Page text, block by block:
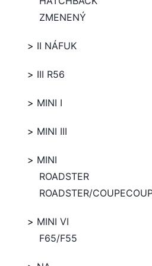
ZMENENÝ
II NÁFUK
III R56
MINI I
MINI III
MINI
ROADSTER
ROADSTER/
MINI VI
F65/F55